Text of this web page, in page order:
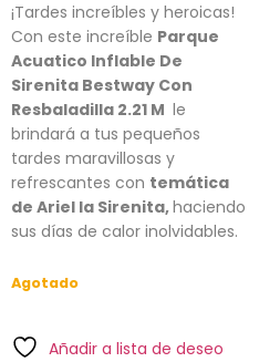
¡Tardes increíbles y heroicas!
Con este increíble Parque
Acuatico Inflable De
Sirenita Bestway Con
Resbaladilla 2.21 M le
brindará a tus pequeños
tardes maravillosas y
refrescantes con temática
de Ariel la Sirenita,haciendo
sus días de calor inolvidables.
Agotado
Añadir a lista de deseo